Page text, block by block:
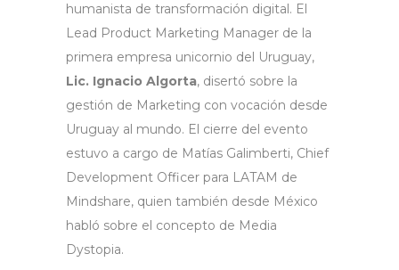
humanista de transformación digital. El
Lead Product Marketing Manager de la
primera empresa unicornio del Uruguay,
Lic. Ignacio Algorta, disertó sobre la
gestión de Marketing con vocación desde
Uruguay al mundo. El cierre del evento
estuvo a cargo de Matías Galimberti, Chief
Development Officer para LATAM de
Mindshare, quien también desde México
habló sobre el concepto de Media
Dystopia.